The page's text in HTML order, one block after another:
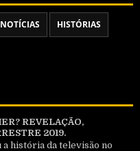
HISTÓRIAS
REVELAÇÃO,
2019.
história da televisão no